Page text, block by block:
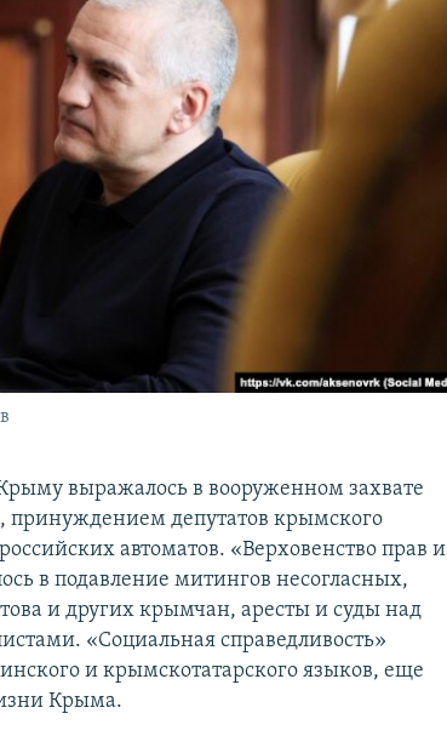
выражалось в вооруженном захвате
принуждением депутатов крымского
автоматов. «Верховенство прав и
в подавление митингов несогласных,
и других крымчан, аресты и суды над
«Социальная справедливость»
и крымскотатарского языков, еще
Крыма.